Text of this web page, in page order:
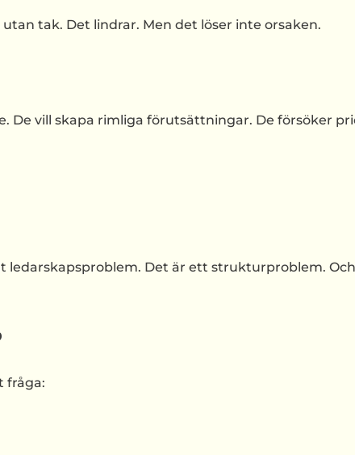
tak. Det lindrar. Men det löser inte orsaken.
De vill skapa rimliga förutsättningar. De försöker
ledarskapsproblem. Det är ett strukturproblem. Och
fråga: